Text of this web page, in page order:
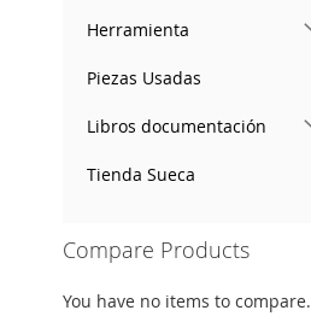
Add to Cart
ADD
Add to Cart
ADD
Herramienta
Piezas Usadas
Libros documentación
Tienda Sueca
Compare Products
You have no items to compare.